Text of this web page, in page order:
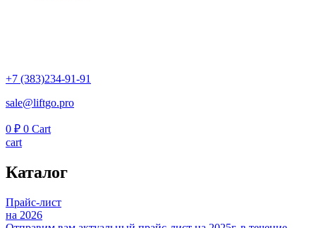
+7 (383)234-91-91
sale@liftgo.pro
0 ₽ 0 Cart
cart
Каталог
Прайс-лист
на 2026